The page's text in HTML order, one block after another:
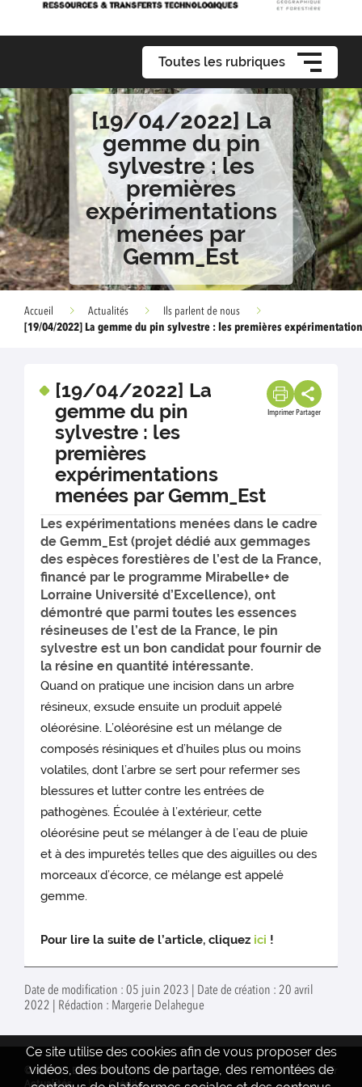
Toutes les rubriques
[19/04/2022] La
gemme du pin
sylvestre : les
premières
expérimentations
menées par
Gemm_Est
Accueil Actualités
Ils parlent de nous
[19/04/2022] La gemme du pin sylvestre : les premières
[19/04/2022] La
gemme du pin
sylvestre : les
premières
expérimentations
menées par Gemm_Est
Imprimer Partager
Les expérimentations menées dans le cadre
de Gemm_Est (projet dédié aux gemmages
des espèces forestières de l’est de la France,
financé par le programme Mirabelle+ de
Lorraine Université d’Excellence), ont
démontré que parmi toutes les essences
résineuses de l’est de la France, le pin
sylvestre est un bon candidat pour fournir de
la résine en quantité intéressante.
Quand on pratique une incision dans un arbre
résineux, exsude ensuite un produit appelé
oléorésine. L’oléorésine est un mélange de
composés résiniques et d’huiles plus ou moins
volatiles, dont l’arbre se sert pour refermer ses
blessures et lutter contre les entrées de
pathogènes. Écoulée à l’extérieur, cette
oléorésine peut se mélanger à de l’eau de pluie
et à des impuretés telles que des aiguilles ou des
morceaux d’écorce, ce mélange est appelé
gemme.
Pour lire la suite de l’article, cliquez ici !
Date de modification : 05 juin 2023 | Date de création : 20 avril
2022 | Rédaction : Margerie Delahegue
Ce site utilise des cookies afin de vous proposer des
vidéos, des boutons de partage, des remontées de
© INRAE - ExtraGemm_Est - 2023
Actualités
Crédits
www.inrae.fr